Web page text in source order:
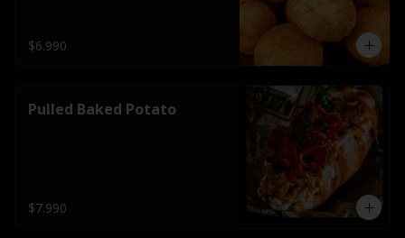
$6.990
Pulled Baked Potato
$7.990